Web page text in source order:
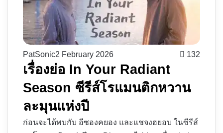
PatSonic2 February 2026 132
เรื่องย่อ In Your Radiant
Season ซีรีส์โรแมนติกหวาน
ละมุนแห่งปี
ก่อนจะได้พบกับ อีซองคยอง และแชจงฮยอบ ในซีรีส์